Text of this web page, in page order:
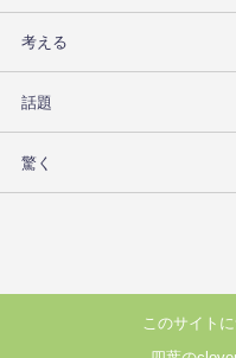
考える
話題
驚く
このサイト